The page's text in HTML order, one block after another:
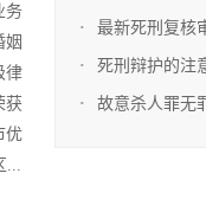
务
姻
律
获
优
...
最新死刑复核
死刑辩护的注
故意杀人罪无